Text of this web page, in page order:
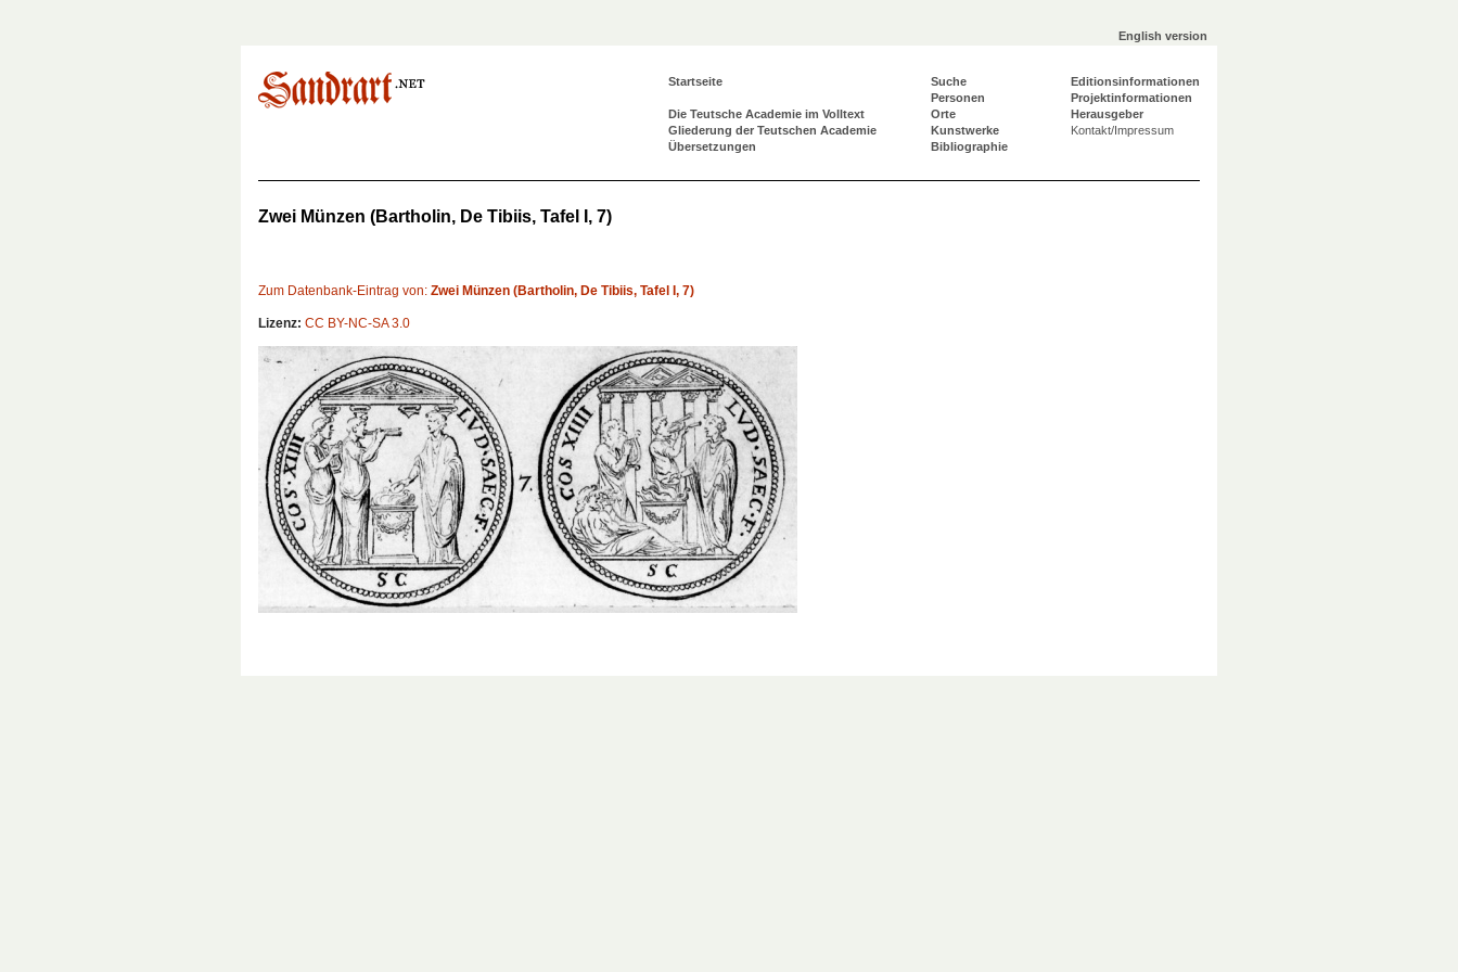
English version
Startseite
Die Teutsche Academie im Volltext
Gliederung der Teutschen Academie
Übersetzungen
Suche
Personen
Orte
Kunstwerke
Bibliographie
Editionsinformationen
Projektinformationen
Herausgeber
Kontakt/Impressum
Zwei Münzen (Bartholin, De Tibiis, Tafel I, 7)
Zum Datenbank-Eintrag von: Zwei Münzen (Bartholin, De Tibiis, Tafel I, 7)
Lizenz: CC BY-NC-SA 3.0